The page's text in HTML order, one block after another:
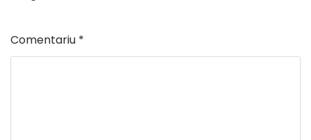
Comentariu *